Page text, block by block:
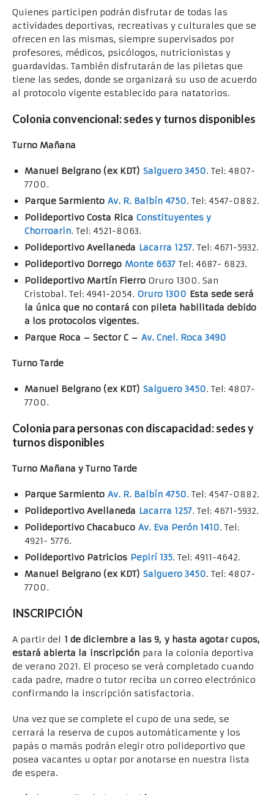
Quienes participen podrán disfrutar de todas las
actividades deportivas, recreativas y culturales que se
ofrecen en las mismas, siempre supervisados por
profesores, médicos, psicólogos, nutricionistas y
guardavidas. También disfrutarán de las piletas que
tiene las sedes, donde se organizará su uso de acuerdo
al protocolo vigente establecido para natatorios.
Colonia convencional: sedes y turnos disponibles
Turno Mañana
Manuel Belgrano (ex KDT) Salguero 3450. Tel: 4807-
7700.
Parque Sarmiento Av. R. Balbín 4750. Tel: 4547-0882.
Polideportivo Costa Rica Constituyentes y
Chorroarin. Tel: 4521-8063.
Polideportivo Avellaneda Lacarra 1257. Tel: 4671-5932.
Polideportivo Dorrego Monte 6637 Tel: 4687- 6823.
Polideportivo Martín Fierro Oruro 1300. San
Cristobal. Tel: 4941-2054. Oruro 1300 Esta sede será
la única que no contará con pileta habilitada debido
a los protocolos vigentes.
Parque Roca – Sector C – Av. Cnel. Roca 3490
Turno Tarde
Manuel Belgrano (ex KDT) Salguero 3450. Tel: 4807-
7700.
Colonia para personas con discapacidad: sedes y
turnos disponibles
Turno Mañana y Turno Tarde
Parque Sarmiento Av. R. Balbín 4750. Tel: 4547-0882.
Polideportivo Avellaneda Lacarra 1257. Tel: 4671-5932.
Polideportivo Chacabuco Av. Eva Perón 1410. Tel:
4921- 5776.
Polideportivo Patricios Pepirí 135. Tel: 4911-4642.
Manuel Belgrano (ex KDT) Salguero 3450. Tel: 4807-
7700.
INSCRIPCIÓN
A partir del 1 de diciembre a las 9, y hasta agotar cupos,
estará abierta la inscripción para la colonia deportiva
de verano 2021. El proceso se verá completado cuando
cada padre, madre o tutor reciba un correo electrónico
confirmando la inscripción satisfactoria.
Una vez que se complete el cupo de una sede, se
cerrará la reserva de cupos automáticamente y los
papás o mamás podrán elegir otro polideportivo que
posea vacantes u optar por anotarse en nuestra lista
de espera.